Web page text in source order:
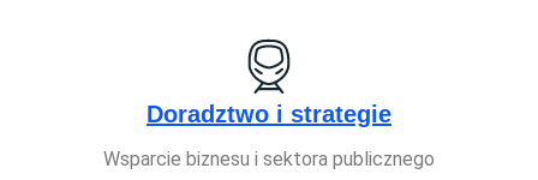
Doradztwo i strategie
Wsparcie biznesu i sektora publicznego